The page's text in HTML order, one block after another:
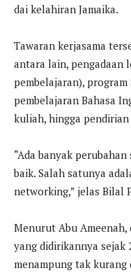
dai kelahiran Jamaika.
Tawaran kerjasama
antara lain, pengadaan
pembelajaran),
pembelajaran Bahasa
kuliah, hingga
“Ada banyak
baik. Salah satunya
networking,” jelas Bilal
Menurut Abu
yang didirikannya sejak
menampung tak kurang